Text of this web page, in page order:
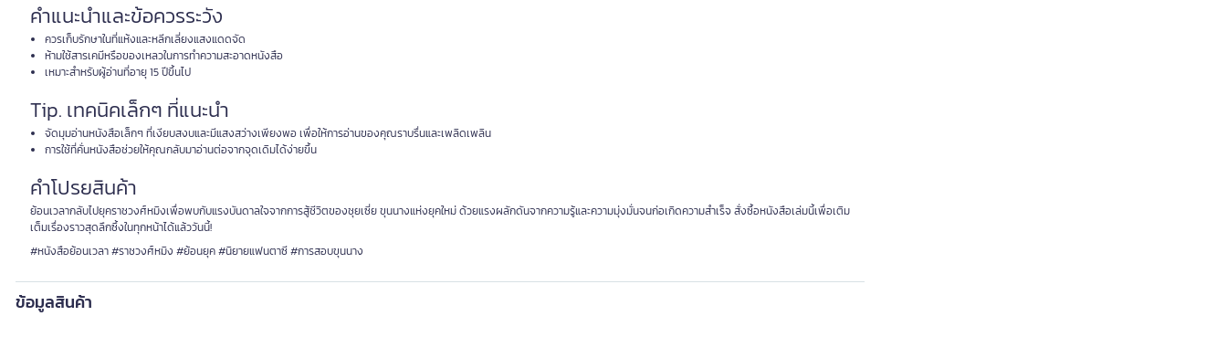
คำแนะนำและข้อควรระวัง
ควรเก็บรักษาในที่แห้งและหลีกเลี่ยงแสงแดดจัด
ห้ามใช้สารเคมีหรือของเหลวในการทำความสะอาดหนังสือ
เหมาะสำหรับผู้อ่านที่อายุ 15 ปีขึ้นไป
Tip. เทคนิคเล็กๆ ที่แนะนำ
จัดมุมอ่านหนังสือเล็กๆ ที่เงียบสงบและมีแสงสว่างเพียงพอ เพื่อให้การอ่านของคุณราบรื่นและเพลิดเพลิน
การใช้ที่คั่นหนังสือช่วยให้คุณกลับมาอ่านต่อจากจุดเดิมได้ง่ายขึ้น
คำโปรยสินค้า
ย้อนเวลากลับไปยุคราชวงศ์หมิงเพื่อพบกับแรงบันดาลใจจากการสู้ชีวิตของชุยเซี่ย ขุนนางแห่งยุคใหม่ ด้วยแรงผลักดันจากความรู้และความมุ่งมั่นจนก่อเกิดความสำเร็จ สั่งซื้อหนังสือเล่มนี้เพื่อเติม
เต็มเรื่องราวสุดลึกซึ้งในทุกหน้าได้แล้ววันนี้!
#หนังสือย้อนเวลา #ราชวงศ์หมิง #ย้อนยุค #นิยายแฟนตาซี #การสอบขุนนาง
ข้อมูลสินค้า